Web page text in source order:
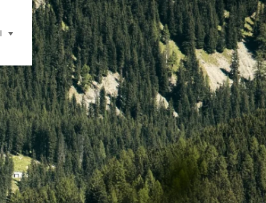
selecteren (klikken om weer te geven)